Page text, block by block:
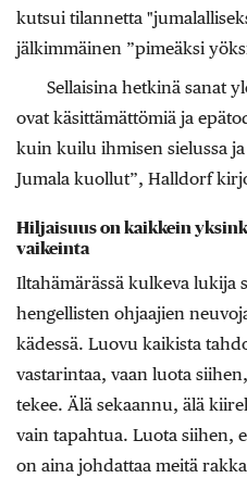
kutsui tilannetta
jälkimmäinen ”pimeäksi
Sellaisina hetkinä sanat
ovat käsittämättömiä ja
kuin kuilu ihmisen sielussa
Jumala kuollut”, Halldorf
Hiljaisuus on kaikkein
vaikeinta
Iltahämärässä kulkeva lukija
hengellisten ohjaajien
kädessä. Luovu kaikista
vastarintaa, vaan luota
tekee. Älä sekaannu, älä
vain tapahtua. Luota siihen,
on aina johdattaa meitä